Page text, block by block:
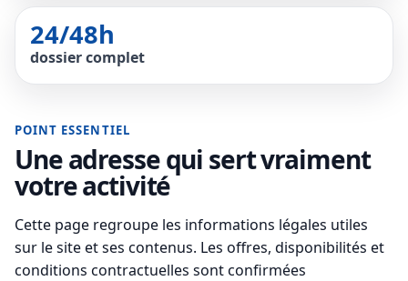
24/48h
dossier complet
POINT ESSENTIEL
Une adresse qui sert vraiment
votre activité
Cette page regroupe les informations légales utiles
sur le site et ses contenus. Les offres, disponibilités et
conditions contractuelles sont confirmées